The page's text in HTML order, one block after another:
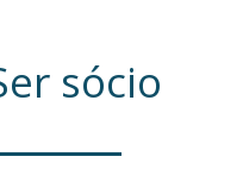
sócio